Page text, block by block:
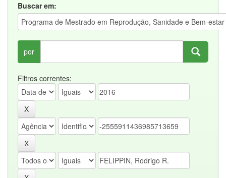
Buscar em:
por
Filtros correntes: